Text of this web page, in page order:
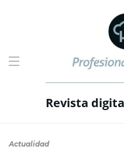
Revista
Actualidad